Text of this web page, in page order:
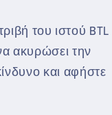
του ιστού BTL
ακυρώσει την
και αφήστε